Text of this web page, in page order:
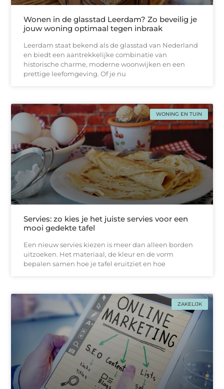
Wonen in de glasstad Leerdam? Zo beveilig je
jouw woning optimaal tegen inbraak
Leerdam staat bekend als de glasstad van Nederland
en biedt een aantrekkelijke combinatie van
historische charme, moderne woonwijken en een
prettige leefomgeving. Of je nu
WONING EN TUIN
Servies: zo kies je het juiste servies voor een
mooi gedekte tafel
Een nieuw servies kiezen is meer dan alleen borden
uitzoeken. Het materiaal, de kleur en de vorm
bepalen samen hoe je tafel eruitziet en hoe
ZAKELIJK